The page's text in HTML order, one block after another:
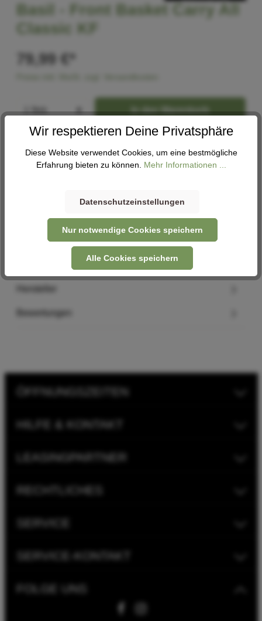
Basil -
Front Basket Carry All
Classic KF
79,99 €*
In den Warenkorb
Abholung
Verfügbar in 1 Filiale Filiale auswählen
Beschreibung
Befestigung: KLICKfix Material: Kunstfaser Volumen: 15 l
Maße: 280 x 370 x 255 mm Der Front Basket Ca…
Bewertungen
FOLGE UNS
SERVICE-KONTAKT
ÖFFNUNGSZEITEN
HILFE & KONTAKT
LEASINGPARTNER
RECHTLICHES
SERVICE
Wir respektieren Deine Privatsphäre
Diese Website verwendet Cookies, um eine bestmögliche
Erfahrung bieten zu können. Mehr Informationen ...
Datenschutzeinstellungen
Nur notwendige Cookies speichern
Alle Cookies speichern